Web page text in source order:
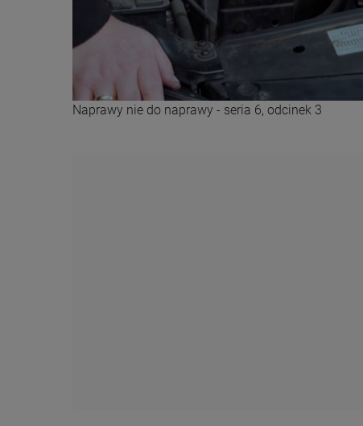
Naprawy nie do naprawy - seria 6, odcinek 3